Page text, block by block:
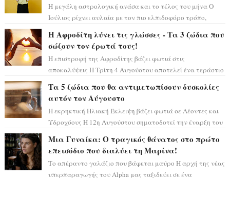
Η μεγάλη αστρολογική ανάσα και το τέλος του μήνα Ο
Ιούλιος ρίχνει αυλαία με τον πιο ελπιδοφόρο τρόπο,
Η Αφροδίτη λύνει τις γλώσσες - Τα 3 ζώδια που
σώζουν τον έρωτά τους!
Η επιστροφή της Αφροδίτης βάζει φωτιά στις
αποκαλύψεις Η Τρίτη 4 Αυγούστου αποτελεί ένα τεράστιο
Τα 5 ζώδια που θα αντιμετωπίσουν δυσκολίες
αυτόν τον Αύγουστο
Η εκρηκτική Ηλιακή Έκλειψη βάζει φωτιά σε Λέοντες και
Υδροχόους Η 12η Αυγούστου σηματοδοτεί την έναρξη του
Μια Γυναίκα: Ο τραγικός θάνατος στο πρώτο
επεισόδιο που διαλύει τη Μαρίνα!
Το απέραντο γαλάζιο που βάφεται μαύρο Η αρχή της νέας
υπερπαραγωγής του Alpha μας ταξιδεύει σε ένα